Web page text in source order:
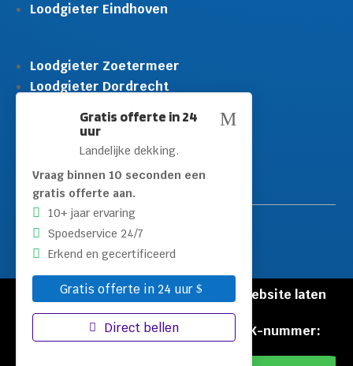
M
Gratis offerte in 24
uur
Landelijke dekking.
Vraag binnen 10 seconden een
gratis offerte aan.
10+ jaar ervaring
Spoedservice 24/7
Erkend en gecertificeerd
Gratis offerte in 24 uur
Direct bellen
Loodgieter Eindhoven
Loodgieter Zoetermeer
Loodgieter Dordrecht
Loodgieter Schiedam
Loodgieter Leidschendam
Loodgieter Hilversum
© Copyright Loodgieters Kwartier |
Website laten
maken door Flexamedia
Privacyverklaring|Disclaimer
KVK-nummer: